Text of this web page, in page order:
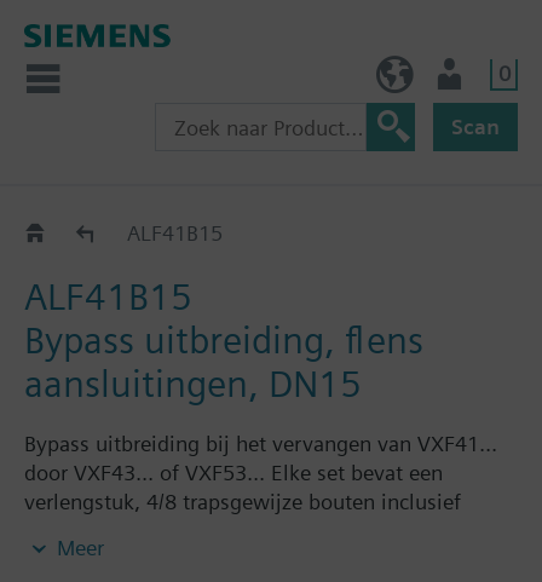
0
Scan
Bypass extension voor VXF53..
ALF41B15
ALF41B15
Bypass uitbreiding, flens
aansluitingen, DN15
Bypass uitbreiding bij het vervangen van VXF41...
door VXF43... of VXF53... Elke set bevat een
verlengstuk, 4/8 trapsgewijze bouten inclusief
Meer